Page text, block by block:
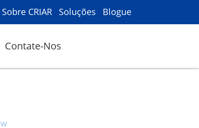
Sobre CRIAR Soluções Blogue
Contate-Nos
W